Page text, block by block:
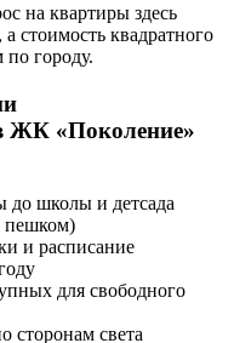
на квартиры здесь
стоимость квадратного
по городу.
ЖК «Поколение»
до школы и детсада
пешком)
и расписание
для свободного
сторонам света